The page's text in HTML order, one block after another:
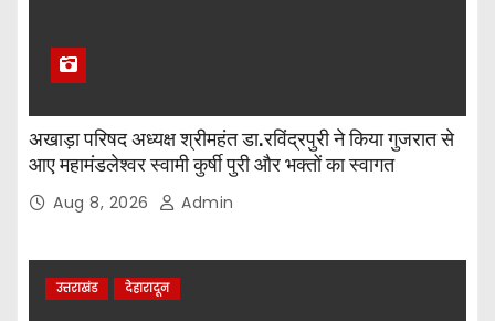
अखाड़ा परिषद अध्यक्ष श्रीमहंत डा.रविंद्रपुरी ने किया गुजरात से
आए महामंडलेश्वर स्वामी कुर्षी पुरी और भक्तों का स्वागत
Aug 8, 2026 Admin
उत्तराखंड देहारादून